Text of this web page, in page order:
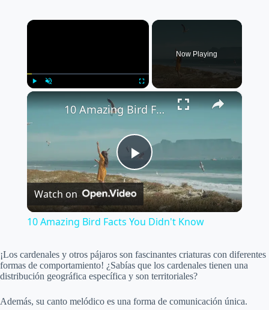
×
Now Playing
×
P
l
y
10 Amazing Bird Facts You Didn't Know
Watch on
10 Amazing Bird Facts You Didn't Know
¡Los cardenales y otros pájaros son fascinantes criaturas con diferentes
formas de comportamiento! ¿Sabías que los cardenales tienen una
distribución geográfica específica y son territoriales?
Además, su canto melódico es una forma de comunicación única.